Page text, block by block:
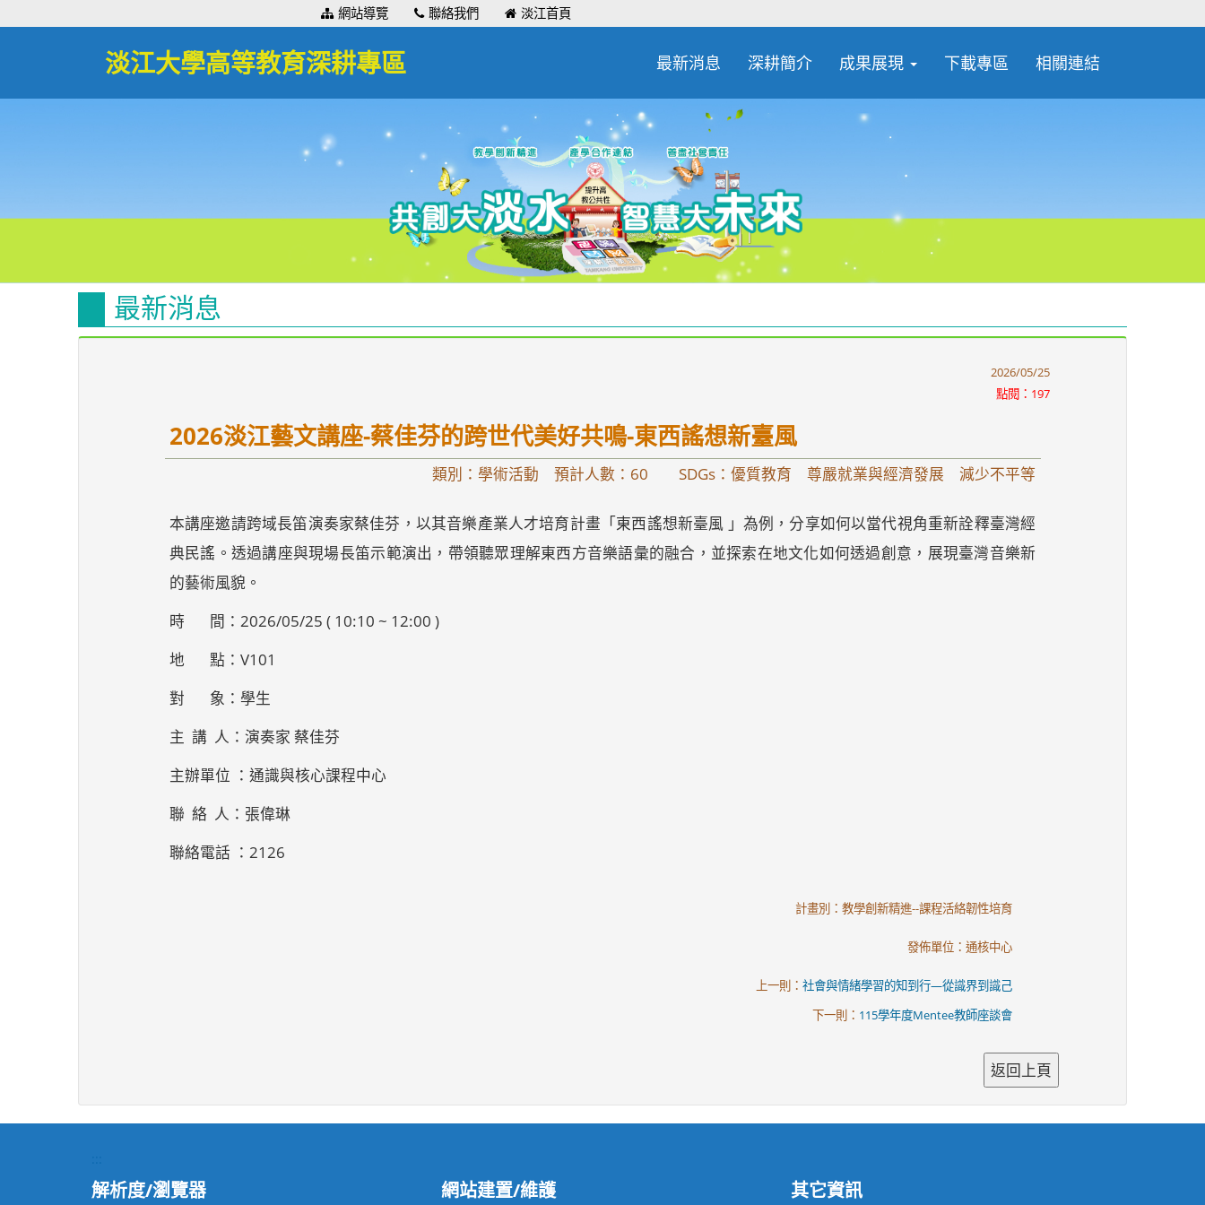
網站導覽 聯絡我們 淡江首頁
淡江大學高等教育深耕專區 最新消息 深耕簡介 成果展現 下載專區 相關連結
最新消息
2026/05/25
點閱：197
2026淡江藝文講座-蔡佳芬的跨世代美好共鳴-東西謠想新臺風
類別：學術活動 預計人數：60 SDGs：優質教育 尊嚴就業與經濟發展 減少不平等
本講座邀請跨域長笛演奏家蔡佳芬，以其音樂產業人才培育計畫「東西謠想新臺風 」為例，分享如何以當代視角重新詮釋臺灣經
典民謠。透過講座與現場長笛示範演出，帶領聽眾理解東西方音樂語彙的融合，並探索在地文化如何透過創意，展現臺灣音樂新
的藝術風貌。
時 間：2026/05/25 ( 10:10 ~ 12:00 )
地 點：V101
對 象：學生
主 講 人：演奏家 蔡佳芬
主辦單位 ：通識與核心課程中心
聯 絡 人：張偉琳
聯絡電話 ：2126
計畫別：教學創新精進--課程活絡韌性培育
發佈單位：通核中心
上一則： 社會與情緒學習的知到行—從識界到識己
下一則： 115學年度Mentee教師座談會
解析度/瀏覽器 網站建置/維護 其它資訊